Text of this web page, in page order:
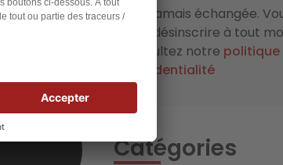
sera jamais échangée.
vous désinscrire à tout
Consultez notre politique
confidentialité
Catégories